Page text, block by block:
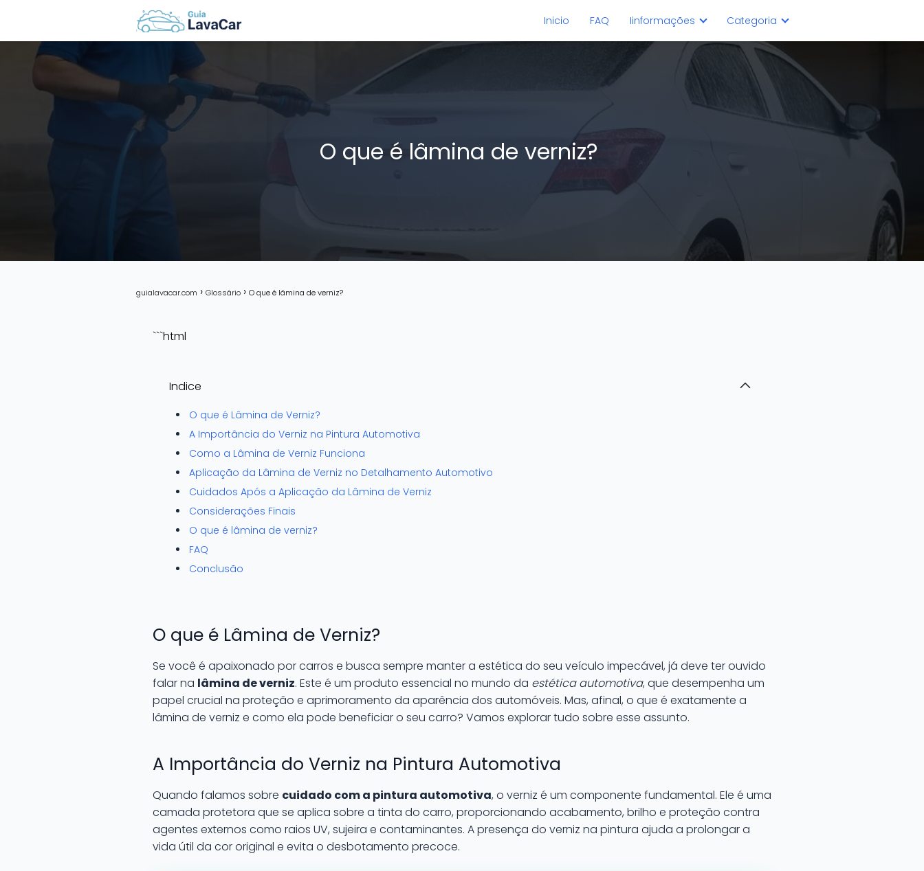
Inicio FAQ Iinformações Categoria
O que é lâmina de verniz?
guialavacar.com Glossário O que é lâmina de verniz?
```html
Indice
O que é Lâmina de Verniz?
A Importância do Verniz na Pintura Automotiva
Como a Lâmina de Verniz Funciona
Aplicação da Lâmina de Verniz no Detalhamento Automotivo
Cuidados Após a Aplicação da Lâmina de Verniz
Considerações Finais
O que é lâmina de verniz?
FAQ
Conclusão
O que é Lâmina de Verniz?
Se você é apaixonado por carros e busca sempre manter a estética do seu veículo impecável, já deve ter ouvido
falar na lâmina de verniz. Este é um produto essencial no mundo da estética automotiva, que desempenha um
papel crucial na proteção e aprimoramento da aparência dos automóveis. Mas, afinal, o que é exatamente a
lâmina de verniz e como ela pode beneficiar o seu carro? Vamos explorar tudo sobre esse assunto.
A Importância do Verniz na Pintura Automotiva
Quando falamos sobre cuidado com a pintura automotiva, o verniz é um componente fundamental. Ele é uma
camada protetora que se aplica sobre a tinta do carro, proporcionando acabamento, brilho e proteção contra
agentes externos como raios UV, sujeira e contaminantes. A presença do verniz na pintura ajuda a prolongar a
vida útil da cor original e evita o desbotamento precoce.